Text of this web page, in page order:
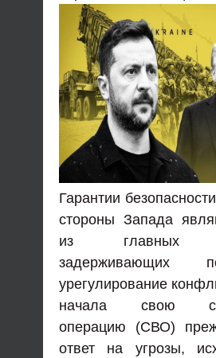
Гарантии
стороны Запада
из главных
задерживающих
урегулирование
начала свою
операцию (СВО)
ответ на угрозы,